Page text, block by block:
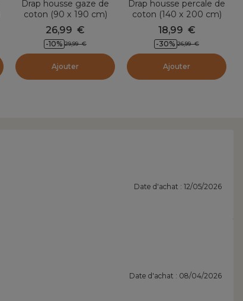
Drap housse gaze de
coton (90 x 190 cm)
Gaïa Terracotta
26,99 €
-10% 29,99 €
Ajouter
Drap housse percale de
coton (140 x 200 cm)
Cali Terracotta
18,99 €
-30% 26,99 €
Ajouter
Date d'achat : 12/05/2026
Date d'achat : 08/04/2026